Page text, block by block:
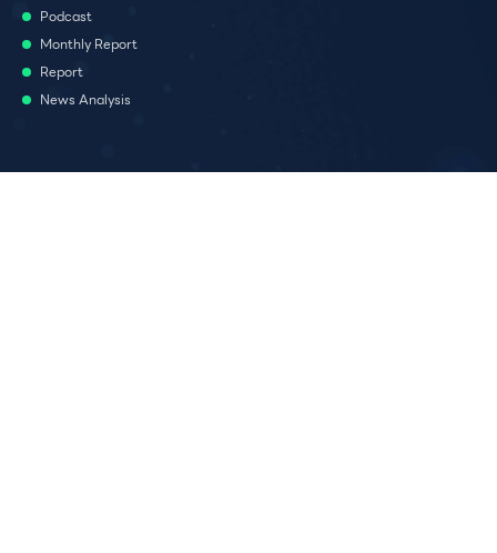
Podcast
Monthly Report
Report
News Analysis